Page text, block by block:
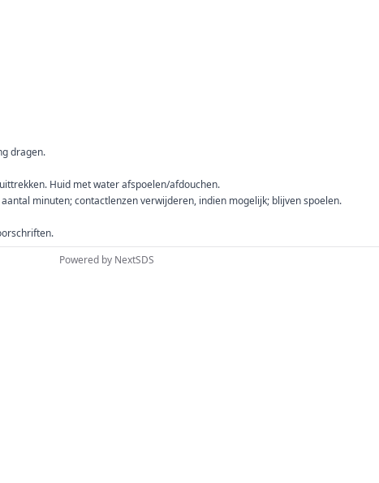
dragen.
Huid met water afspoelen/afdouchen.
minuten; contactlenzen verwijderen, indien mogelijk; blijven spoelen.
Powered by NextSDS